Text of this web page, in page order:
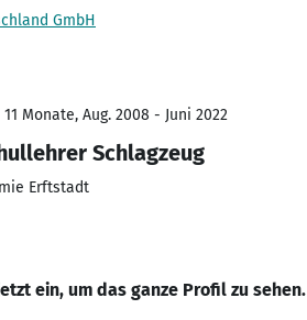
GmbH
Monate, Aug. 2008 - Juni 2022
Schlagzeug
Erftstadt
ein, um das ganze Profil zu sehen.